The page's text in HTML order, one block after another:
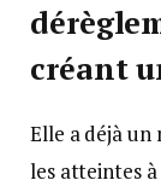
créant
Elle a déjà
les atteintes